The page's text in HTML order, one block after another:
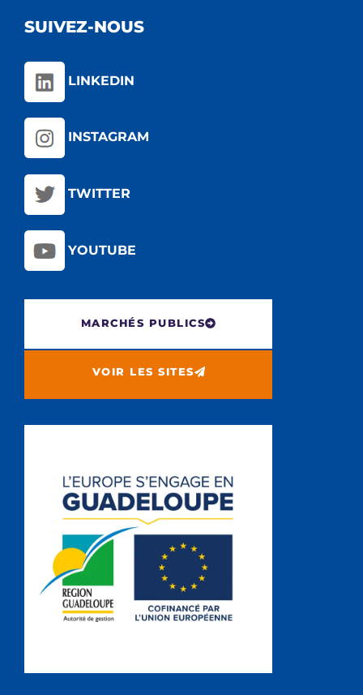
SUIVEZ-NOUS
LINKEDIN
INSTAGRAM
TWITTER
YOUTUBE
MARCHÉS PUBLICS
VOIR LES SITES